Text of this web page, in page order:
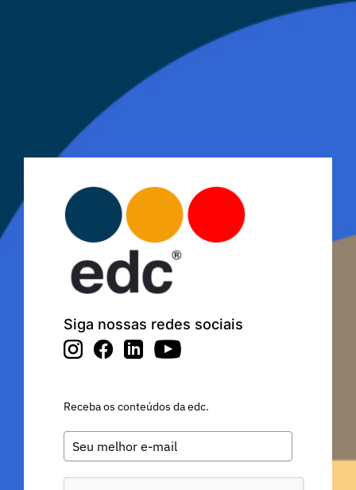
Siga nossas redes sociais
Receba os conteúdos da edc.